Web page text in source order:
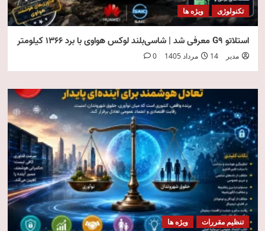
تکنولوژی ویژه ها
استلاتو G9 معرفی شد | شاسی‌بلند لوکس هواوی با برد ۱۳۶۶ کیلومتر
مدیر 14 مرداد 1405 0
تنظیم مقررات ویژه ها